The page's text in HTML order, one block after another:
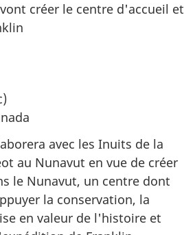
créer le centre d'accueil et
2016
(Québec)
avec les Inuits de la
au Nunavut en vue de créer
le Nunavut, un centre dont
la conservation, la
en valeur de l'histoire et